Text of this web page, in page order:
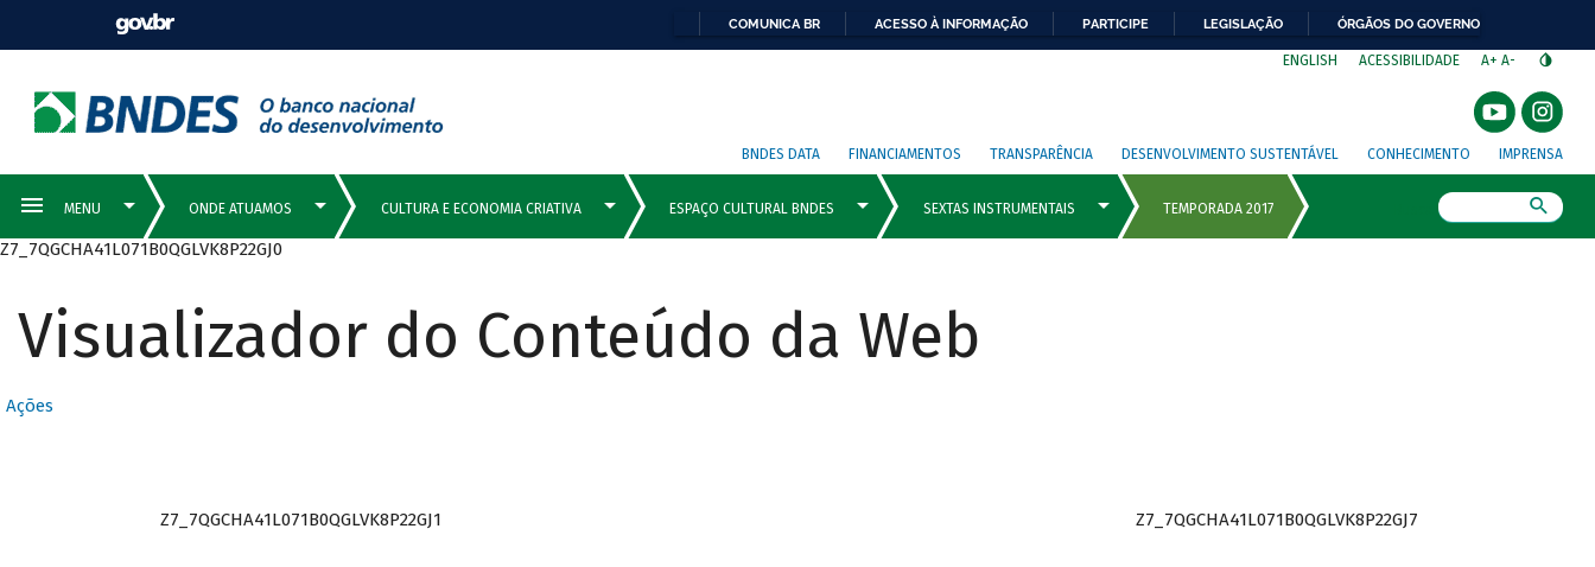
COMUNICA BR ACESSO À INFORMAÇÃO PARTICIPE LEGISLAÇÃO ÓRGÃOS DO GOVERNO
ENGLISH ACESSIBILIDADE A+ A-
BNDES DATA FINANCIAMENTOS TRANSPARÊNCIA DESENVOLVIMENTO SUSTENTÁVEL CONHECIMENTO IMPRENSA
Z7_7QGCHA41L071B0QGLVK8P22GJ0
Visualizador do Conteúdo da Web
Ações
Z7_7QGCHA41L071B0QGLVK8P22GJ1 Z7_7QGCHA41L071B0QGLVK8P22GJ7